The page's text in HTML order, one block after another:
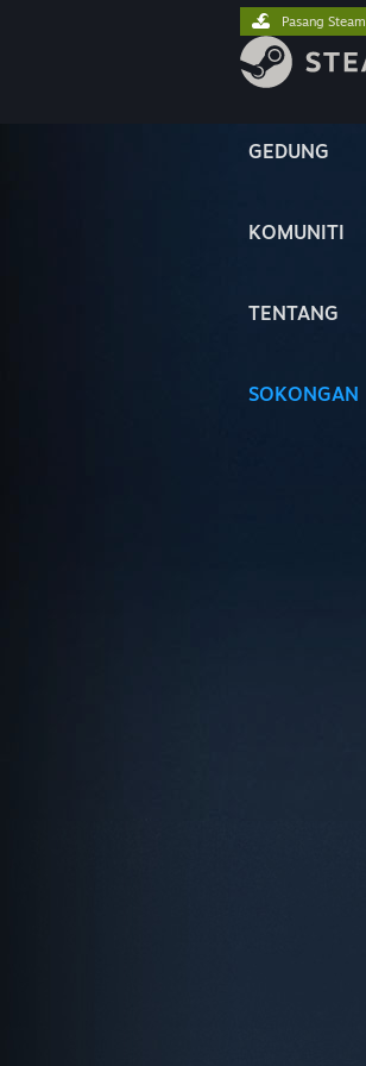
GEDUNG
KOMUNITI
TENTANG
SOKONGAN
Pasang Steam